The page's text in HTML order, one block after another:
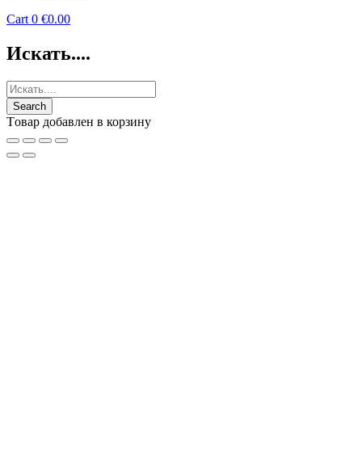
Cart 0 €0.00
Искать....
Tовар добавлен в корзину